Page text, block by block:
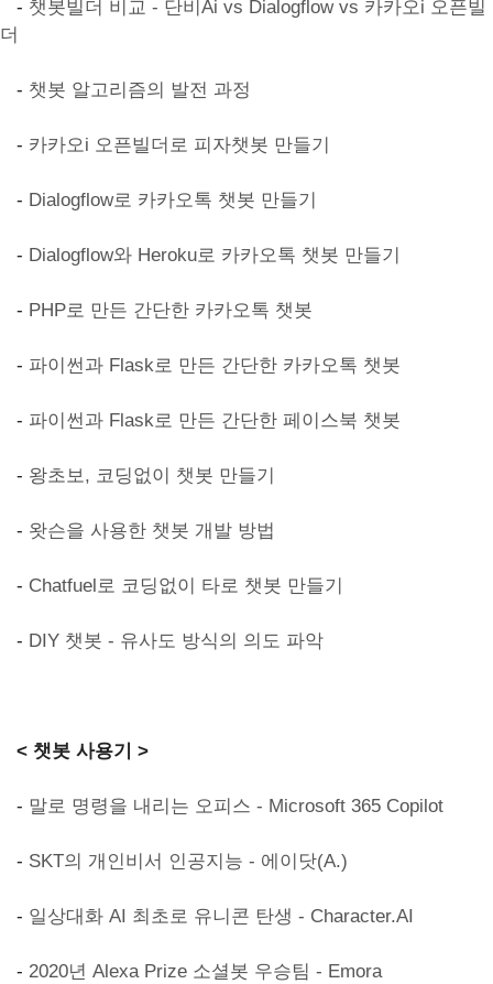
- 챗봇빌더 비교 - 단비Ai vs Dialogflow vs 카카오i 오픈빌
더
- 챗봇 알고리즘의 발전 과정
- 카카오i 오픈빌더로 피자챗봇 만들기
- Dialogflow로 카카오톡 챗봇 만들기
- Dialogflow와 Heroku로 카카오톡 챗봇 만들기
- PHP로 만든 간단한 카카오톡 챗봇
- 파이썬과 Flask로 만든 간단한 카카오톡 챗봇
- 파이썬과 Flask로 만든 간단한 페이스북 챗봇
- 왕초보, 코딩없이 챗봇 만들기
- 왓슨을 사용한 챗봇 개발 방법
- Chatfuel로 코딩없이 타로 챗봇 만들기
- DIY 챗봇 - 유사도 방식의 의도 파악
< 챗봇 사용기 >
- 말로 명령을 내리는 오피스 - Microsoft 365 Copilot
- SKT의 개인비서 인공지능 - 에이닷(A.)
- 일상대화 AI 최초로 유니콘 탄생 - Character.AI
- 2020년 Alexa Prize 소셜봇 우승팀 - Emora